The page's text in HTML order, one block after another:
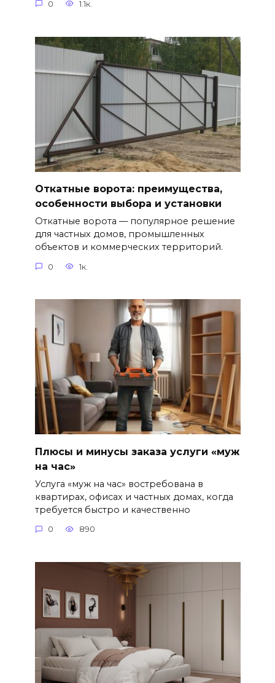
0 1.1к.
Откатные ворота: преимущества,
особенности выбора и установки
Откатные ворота — популярное решение
для частных домов, промышленных
объектов и коммерческих территорий.
0 1к.
Плюсы и минусы заказа услуги «муж
на час»
Услуга «муж на час» востребована в
квартирах, офисах и частных домах, когда
требуется быстро и качественно
0 890